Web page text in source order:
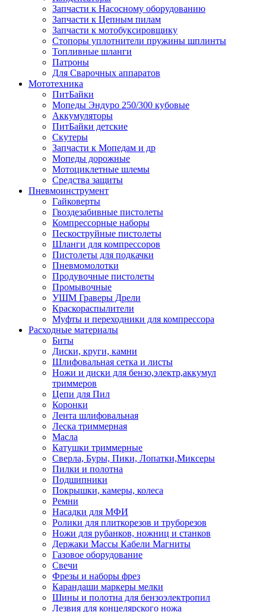
Запчасти к Насосному оборудованию
Запчасти к Цепным пилам
Запчасти к мотобуксировщику
Стопоры уплотнители пружины шплинты
Топливные шланги
Патроны
Для Сварочных аппаратов
Мототехника
ПитБайки
Мопеды Эндуро 250/300 кубовые
Аккумуляторы
ПитБайки детские
Скутеры
Запчасти к Мопедам и др
Мопеды дорожные
Мотоциклетные шлемы
Средства защиты
Пневмоинструмент
Гайковерты
Гвоздезабивные пистолеты
Компрессорные наборы
Пескоструйные пистолеты
Шланги для компрессоров
Пистолеты для подкачки
Пневмомолотки
Продувочные пистолеты
Промывочные
УШМ Граверы Дрели
Краскораспылители
Муфты и переходники для компрессора
Расходные материалы
Биты
Диски, круги, камни
Шлифовальная сетка и листы
Ножи и диски для бензо,электр,аккумул
триммеров
Цепи для Пил
Коронки
Лента шлифовальная
Леска триммерная
Масла
Катушки триммерные
Сверла, Буры, Пики, Лопатки,Миксеры
Пилки и полотна
Подшипники
Покрышки, камеры, колеса
Ремни
Насадки для МФИ
Ролики для плиткорезов и труборезов
Ножи для рубанков, ножниц и станков
Держаки Массы Кабели Магниты
Газовое оборудование
Свечи
Фрезы и наборы фрез
Карандаши маркеры мелки
Шины и полотна для бензоэлектропил
Лезвия для концелярского ножа